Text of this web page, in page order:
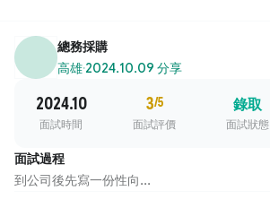
總務採購
高雄·2024.10.09 分享
2024.10
面試時間
3/5
面試評價
錄取
面試狀態
面試過程
到公司後先寫一份性向...